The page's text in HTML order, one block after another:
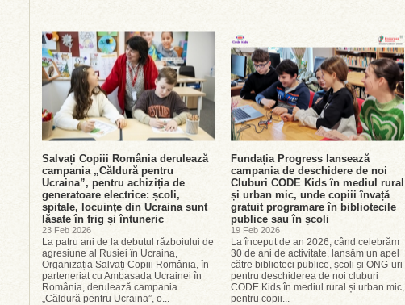
Salvați Copiii România derulează
campania „Căldură pentru
Ucraina”, pentru achiziția de
generatoare electrice: școli,
spitale, locuințe din Ucraina sunt
lăsate în frig și întuneric
23 Feb 2026
La patru ani de la debutul războiului de
agresiune al Rusiei în Ucraina,
Organizația Salvați Copiii România, în
parteneriat cu Ambasada Ucrainei în
România, derulează campania
„Căldură pentru Ucraina”, o...
Fundația Progress lansează
campania de deschidere de noi
Cluburi CODE Kids în mediul rural
și urban mic, unde copiii învață
gratuit programare în bibliotecile
publice sau în școli
19 Feb 2026
La început de an 2026, când celebrăm
30 de ani de activitate, lansăm un apel
către biblioteci publice, școli și ONG-uri
pentru deschiderea de noi cluburi
CODE Kids în mediul rural și urban mic,
pentru copii...